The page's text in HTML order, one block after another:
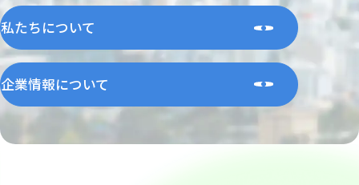
私たちについて
企業情報について